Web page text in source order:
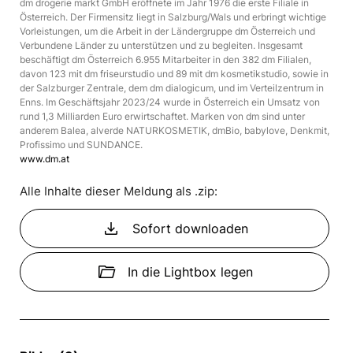
dm drogerie markt GmbH eröffnete im Jahr 1976 die erste Filiale in
Österreich. Der Firmensitz liegt in Salzburg/Wals und erbringt wichtige
Vorleistungen, um die Arbeit in der Ländergruppe dm Österreich und
Verbundene Länder zu unterstützen und zu begleiten. Insgesamt
beschäftigt dm Österreich 6.955 Mitarbeiter in den 382 dm Filialen,
davon 123 mit dm friseurstudio und 89 mit dm kosmetikstudio, sowie in
der Salzburger Zentrale, dem dm dialogicum, und im Verteilzentrum in
Enns. Im Geschäftsjahr 2023/24 wurde in Österreich ein Umsatz von
rund 1,3 Milliarden Euro erwirtschaftet. Marken von dm sind unter
anderem Balea, alverde NATURKOSMETIK, dmBio, babylove, Denkmit,
Profissimo und SUNDANCE.
www.dm.at
Alle Inhalte dieser Meldung als .zip:
download Sofort downloaden
folder_open In die Lightbox legen